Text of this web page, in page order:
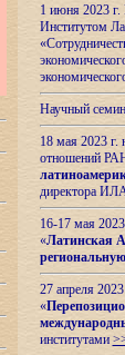
1 июня 2023
Институтом
Научный
18 мая 2023
отношений
директора
16-17 мая
«Латинская
27 апреля
«
институтами